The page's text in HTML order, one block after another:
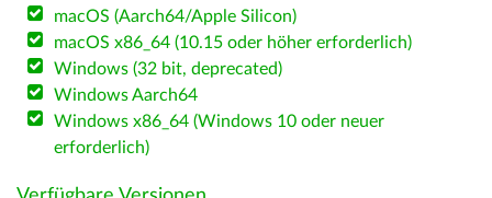
macOS (Aarch64/Apple Silicon)
macOS x86_64 (10.15 oder höher erforderlich)
Windows (32 bit, deprecated)
Windows Aarch64
Windows x86_64 (Windows 10 oder neuer
erforderlich)